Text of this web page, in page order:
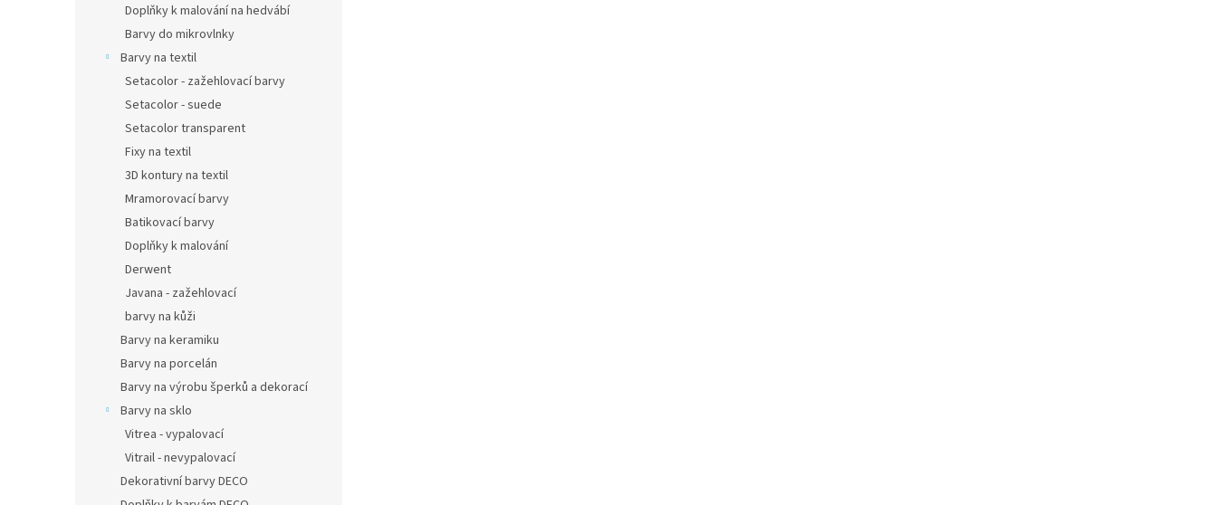
Doplňky k malování na hedvábí
Barvy do mikrovlnky
Barvy na textil
Setacolor - zažehlovací barvy
Setacolor - suede
Setacolor transparent
Fixy na textil
3D kontury na textil
Mramorovací barvy
Batikovací barvy
Doplňky k malování
Derwent
Javana - zažehlovací
barvy na kůži
Barvy na keramiku
Barvy na porcelán
Barvy na výrobu šperků a dekorací
Barvy na sklo
Vitrea - vypalovací
Vitrail - nevypalovací
Dekorativní barvy DECO